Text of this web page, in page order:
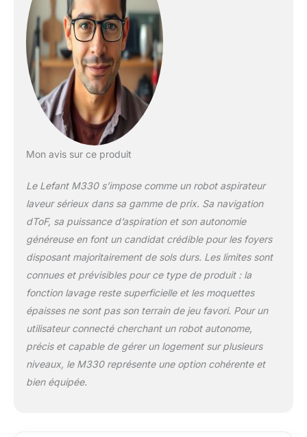
éclatants et parfaitement rafraîchis
après un seul passage 【Navigation
dToF et nettoyage efficace】
cartographie dToF Navigation--Portée
de balayage jusqu'à 15 mètres, scanne
votre maison pour une planification
intelligente de l'itinéraire, garantissant
qu'il n'y a pas d'endroits oubliés ou de
répétitions. La puissante batterie offre
une autonomie impressionnante de 150
minutes, jusqu'à 150㎡ - avec recharge
terminer le travail 【Grand bac, petit
450 ml, le M330 offre une capacité
généreuse qui réduit la fréquence des
vidanges. Le meilleur des deux mondes,
son corps ultrafin et compact passe
les modèles classiques ne peuvent pas
accéder 【Application intelligente et
contrôle vocal】Avec l'application
intelligente Lefant, vous pouvez
facilement créer des programmes de
nettoyage domestique, changer les
modes de nettoyage et contrôler la
direction du nettoyage. L'aspirateur
Mon avis sur ce produit
Le Lefant M330 s’impose comme un robot aspirateur
laveur sérieux dans sa gamme de prix. Sa navigation
dToF, sa puissance d’aspiration et son autonomie
généreuse en font un candidat crédible pour les foyers
disposant majoritairement de sols durs. Les limites sont
connues et prévisibles pour ce type de produit : la
fonction lavage reste superficielle et les moquettes
épaisses ne sont pas son terrain de jeu favori. Pour un
utilisateur connecté cherchant un robot autonome,
précis et capable de gérer un logement sur plusieurs
niveaux, le M330 représente une option cohérente et
bien équipée.